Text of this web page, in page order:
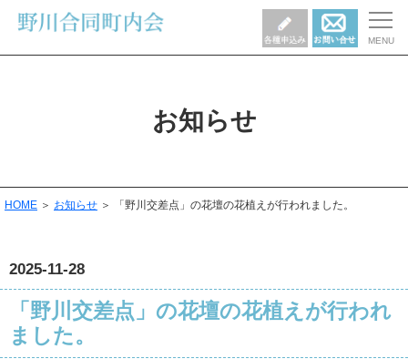
お知らせ
HOME ＞ お知らせ ＞ 「野川交差点」の花壇の花植えが行われました。
2025-11-28
「野川交差点」の花壇の花植えが行われ
ました。